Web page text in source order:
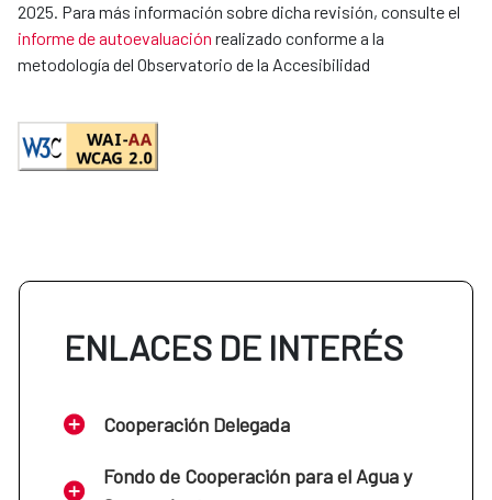
2025. Para más información sobre dicha revisión, consulte el
informe de autoevaluación realizado conforme a la
metodología del Observatorio de la Accesibilidad
ENLACES DE INTERÉS
Cooperación Delegada
Fondo de Cooperación para el Agua y